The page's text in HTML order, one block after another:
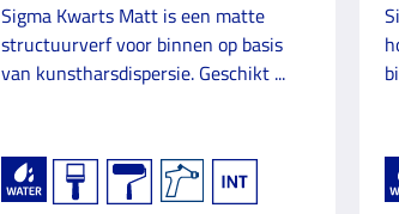
Sigma Kwarts Matt is een matte
structuurverf voor binnen op basis
van kunstharsdispersie. Geschikt ...